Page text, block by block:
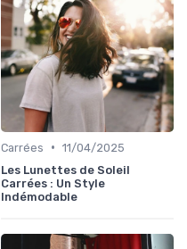
Carrées • 11/04/2025
Les Lunettes de Soleil
Carrées : Un Style
Indémodable